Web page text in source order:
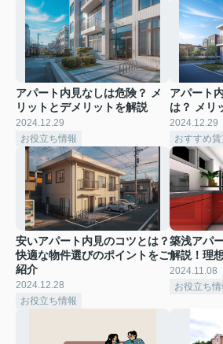
アパート内見なしは危険？ メ
リットとデメリットを解説
2024.12.29
お役立ち情報
アパート
は？ メリ
2024.12.29
おすすめ
安いアパート内見のコツとは？
快適な物件選びのポイントをご
紹介
2024.12.28
お役立ち情報
築浅アパ
解説！理
2024.11.08
お役立ち情